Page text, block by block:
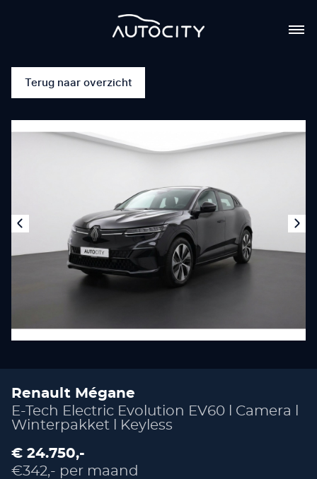
Terug naar overzicht
Renault Mégane
E-Tech Electric Evolution EV60 l Camera l
Winterpakket l Keyless
€ 24.750,-
€342,- per maand